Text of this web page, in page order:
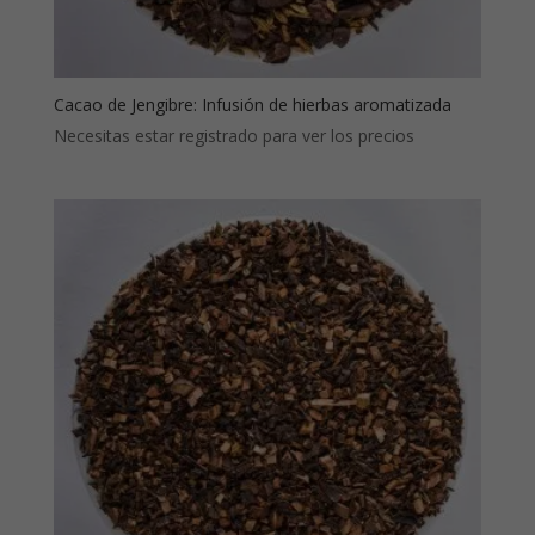
Cacao de Jengibre: Infusión de hierbas aromatizada
Necesitas estar registrado para ver los precios